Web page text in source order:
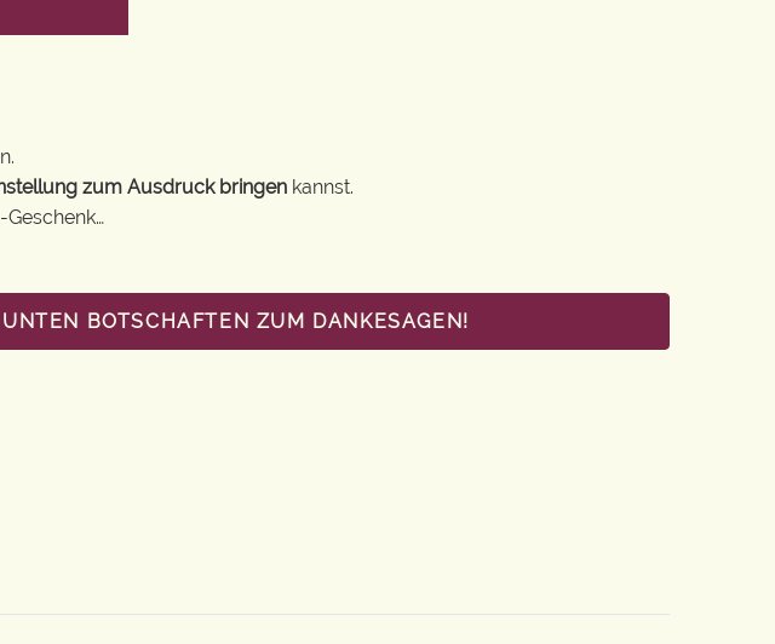
zum Ausdruck bringen kannst.
BOTSCHAFTEN ZUM DANKESAGEN!